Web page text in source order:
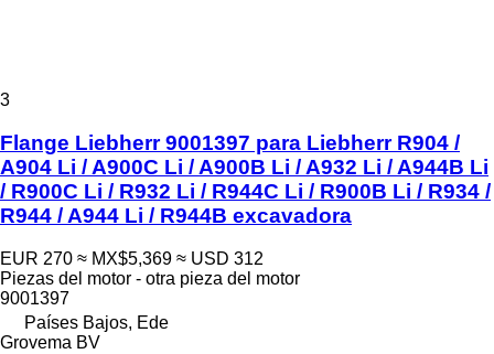
3
Flange Liebherr 9001397 para Liebherr R904 /
A904 Li / A900C Li / A900B Li / A932 Li / A944B Li
/ R900C Li / R932 Li / R944C Li / R900B Li / R934 /
R944 / A944 Li / R944B excavadora
EUR 270 ≈ MX$5,369 ≈ USD 312
Piezas del motor - otra pieza del motor
9001397
Países Bajos, Ede
Grovema BV